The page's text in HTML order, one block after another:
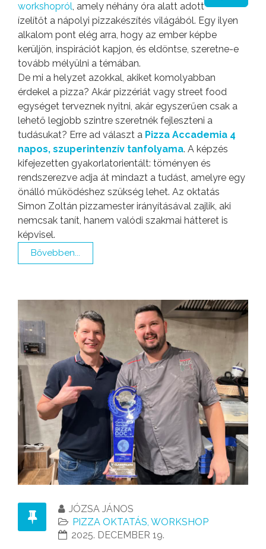
workshopról, amely néhány óra alatt adott
ízelítőt a nápolyi pizzakészítés világából. Egy ilyen
alkalom pont elég arra, hogy az ember képbe
kerüljön, inspirációt kapjon, és eldöntse, szeretne-e
tovább mélyülni a témában.
De mi a helyzet azokkal, akiket komolyabban
érdekel a pizza? Akár pizzériát vagy street food
egységet terveznek nyitni, akár egyszerűen csak a
lehető legjobb szintre szeretnék fejleszteni a
tudásukat? Erre ad választ a Pizza Accademia 4
napos, szuperintenzív tanfolyama. A képzés
kifejezetten gyakorlatorientált: töményen és
rendszerezve adja át mindazt a tudást, amelyre egy
önálló működéshez szükség lehet. Az oktatás
Simon Zoltán pizzamester irányításával zajlik, aki
nemcsak tanít, hanem valódi szakmai hátteret is
képvisel.
Bővebben...
JÓZSA JÁNOS
PIZZA OKTATÁS, WORKSHOP
2025. DECEMBER 19.